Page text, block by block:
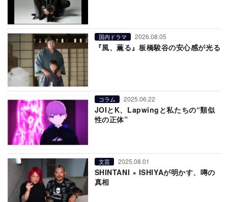
国内ドラマ 2026.08.05
『風、薫る』板橋駿谷の安心感が光る
コラム 2025.06.22
JOIとK、Lapwingと私たちの“類似
性の正体”
文芸 2025.08.01
SHINTANI × ISHIYAが明かす、噂の
真相